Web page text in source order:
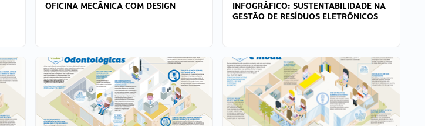
OFICINA MECÂNICA COM DESIGN
INFOGRÁFICO: SUSTENTABILIDADE NA
GESTÃO DE RESÍDUOS ELETRÔNICOS